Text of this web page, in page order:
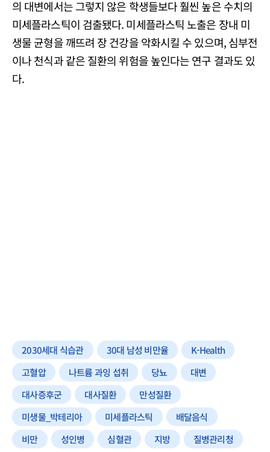
의 대변에서는 그렇지 않은 학생들보다 훨씬 높은 수치의
미세플라스틱이 검출됐다. 미세플라스틱 노출은 장내 미
생물 균형을 깨뜨려 장 건강을 악화시킬 수 있으며, 심부전
이나 천식과 같은 질환의 위험을 높인다는 연구 결과도 있
다.
2030세대 식습관 30대 남성 비만율
K-Health
고혈압
나트륨 과잉 섭취 당뇨
대변
대사증후군
대사질환
만성질환
미생물_박테리아
미세플라스틱
배달음식
비만
성인병 심혈관 지방
질병관리청